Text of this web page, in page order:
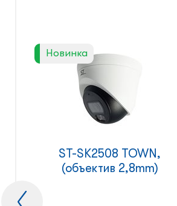
Новинка
ST-SK2508 TOWN,
(объектив 2,8mm)